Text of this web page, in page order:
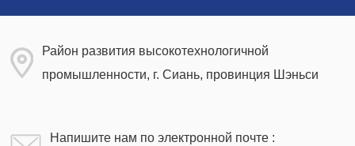
Район развития высокотехнологичной
промышленности, г. Сиань, провинция Шэньси
Напишите нам по электронной почте :